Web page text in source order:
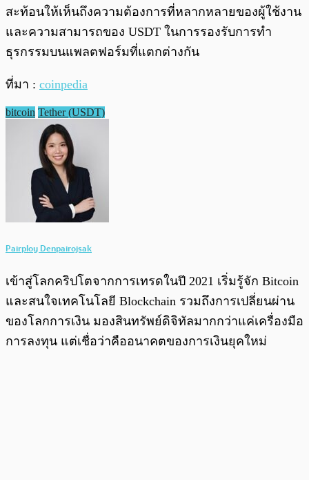
สะท้อนให้เห็นถึงความต้องการที่หลากหลายของผู้ใช้งาน
และความสามารถของ USDT ในการรองรับการทำ
ธุรกรรมบนแพลตฟอร์มที่แตกต่างกัน
ที่มา : coinpedia
bitcoin Tether (USDT)
Pairploy Denpairojsak
เข้าสู่โลกคริปโตจากการเทรดในปี 2021 เริ่มรู้จัก Bitcoin
และสนใจเทคโนโลยี Blockchain รวมถึงการเปลี่ยนผ่าน
ของโลกการเงิน มองสินทรัพย์ดิจิทัลมากกว่าแค่เครื่องมือ
การลงทุน แต่เชื่อว่าคืออนาคตของการเงินยุคใหม่